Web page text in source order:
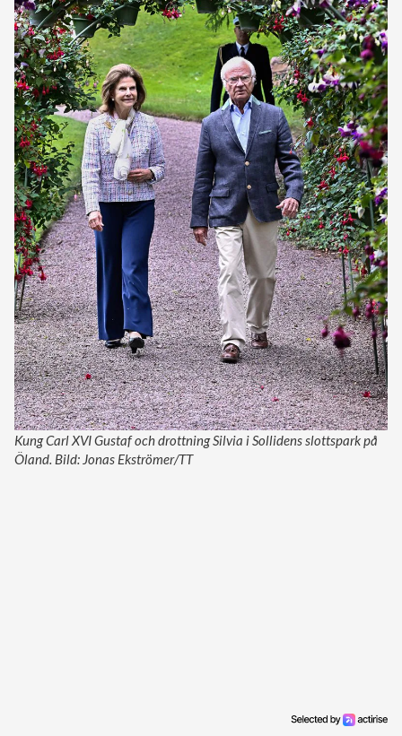
Kung Carl XVI Gustaf och drottning Silvia i Sollidens slottspark på
Öland. Bild: Jonas Ekströmer/TT